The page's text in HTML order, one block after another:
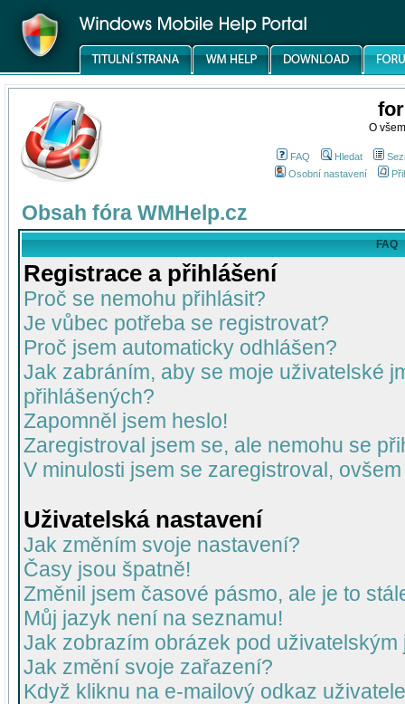
O
FAQ Hledat
Osobní nastavení
Obsah fóra WMHelp.cz
FAQ
Registrace a přihlášení
Proč se nemohu přihlásit?
Je vůbec potřeba se registrovat?
Proč jsem automaticky odhlášen?
Jak zabráním, aby se moje uživatelské
přihlášených?
Zapomněl jsem heslo!
Zaregistroval jsem se, ale nemohu se
V minulosti jsem se zaregistroval,
Uživatelská nastavení
Jak změním svoje nastavení?
Časy jsou špatně!
Změnil jsem časové pásmo, ale je to
Můj jazyk není na seznamu!
Jak zobrazím obrázek pod uživatelským
Jak změní svoje zařazení?
Když kliknu na e-mailový odkaz